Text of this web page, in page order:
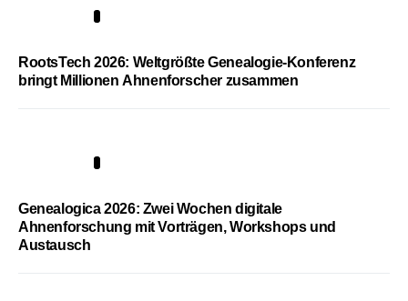
RootsTech 2026: Weltgrößte Genealogie-Konferenz
bringt Millionen Ahnenforscher zusammen
Genealogica 2026: Zwei Wochen digitale
Ahnenforschung mit Vorträgen, Workshops und
Austausch